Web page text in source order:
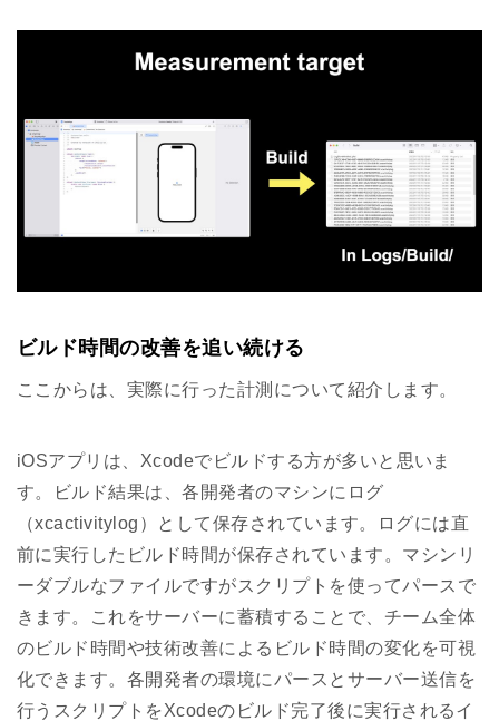
ビルド時間の改善を追い続ける
ここからは、実際に行った計測について紹介します。
iOSアプリは、Xcodeでビルドする方が多いと思いま
す。ビルド結果は、各開発者のマシンにログ
（xcactivitylog）として保存されています。ログには直
前に実行したビルド時間が保存されています。マシンリ
ーダブルなファイルですがスクリプトを使ってパースで
きます。これをサーバーに蓄積することで、チーム全体
のビルド時間や技術改善によるビルド時間の変化を可視
化できます。各開発者の環境にパースとサーバー送信を
行うスクリプトをXcodeのビルド完了後に実行されるイ